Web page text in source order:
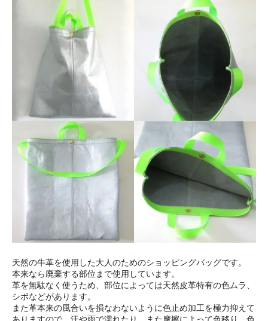
天然の牛革を使用した大人のためのショッピングバッグです。
本来なら廃棄する部位まで使用しています。
革を無駄なく使うため、部位によっては天然皮革特有の色ムラ、
シボなどがあります。
また革本来の風合いを損なわないように色止め加工を極力抑えて